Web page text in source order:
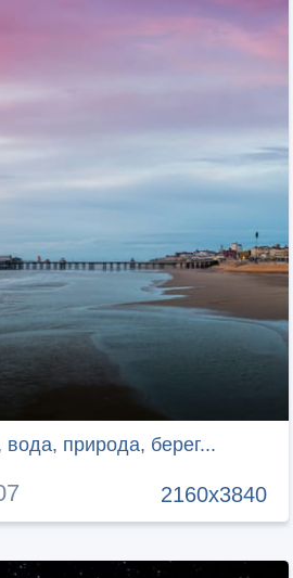
природа, берег...
2160x3840